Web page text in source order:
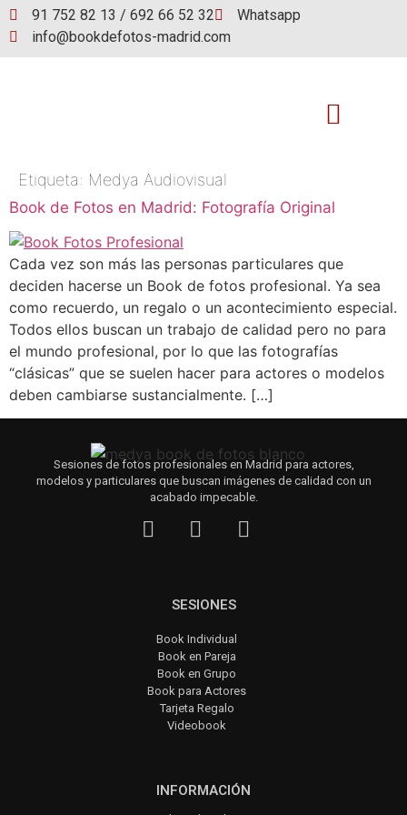
91 752 82 13 / 692 66 52 32
Whatsapp
info@bookdefotos-madrid.com
Etiqueta: Medya Audiovisual
Book de Fotos en Madrid: Fotografía Original
Cada vez son más las personas particulares que
deciden hacerse un Book de fotos profesional. Ya sea
como recuerdo, un regalo o un acontecimiento especial.
Todos ellos buscan un trabajo de calidad pero no para
el mundo profesional, por lo que las fotografías
“clásicas” que se suelen hacer para actores o modelos
deben cambiarse sustancialmente. […]
Sesiones de fotos profesionales en Madrid para actores,
modelos y particulares que buscan imágenes de calidad con un
acabado impecable.
SESIONES
Book Individual
Book en Pareja
Book en Grupo
Book para Actores
Tarjeta Regalo
Videobook
INFORMACIÓN